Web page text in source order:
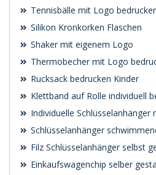
Tennisbälle mit Logo
Silikon Kronkorken Flaschen
Shaker mit eigenem Logo
Thermobecher mit Logo
Rucksack bedrucken Kinder
Klettband auf Rolle individuell
Individuelle Schlüsselanhänger
Schlüsselanhänger
Filz Schlüsselanhänger selbst
Einkaufswagenchip selber